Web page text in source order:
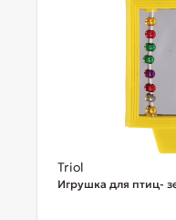
Triol
Игрушка для птиц-